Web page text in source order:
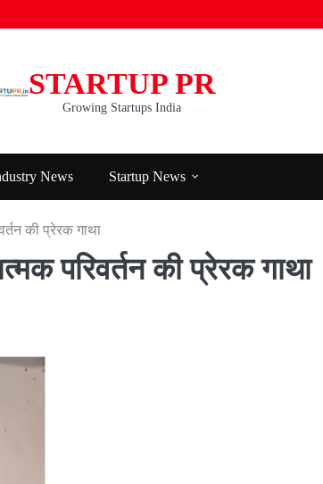
STARTUP PR
Growing Startups India
News Startup News
की प्रेरक गाथा
परिवर्तन की प्रेरक गाथा